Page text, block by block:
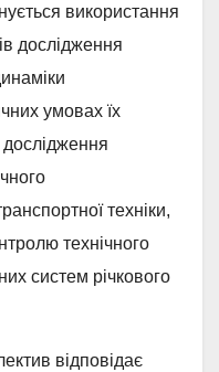
використання
дослідження
умовах їх
техніки,
технічного
систем річкового
відповідає